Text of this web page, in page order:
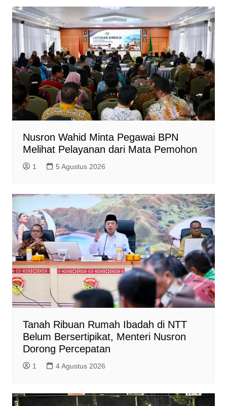
p
k
m
e
r
i
e
n
d
l
y
Nusron Wahid Minta Pegawai BPN
Melihat Pelayanan dari Mata Pemohon
1 5 Agustus 2026
Tanah Ribuan Rumah Ibadah di NTT
Belum Bersertipikat, Menteri Nusron
Dorong Percepatan
1 4 Agustus 2026